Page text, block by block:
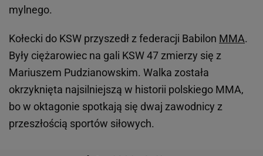
mylnego.
Kołecki do KSW przyszedł z federacji Babilon MMA.
Były ciężarowiec na gali KSW 47 zmierzy się z
Mariuszem Pudzianowskim. Walka została
okrzyknięta najsilniejszą w historii polskiego MMA,
bo w oktagonie spotkają się dwaj zawodnicy z
przeszłością sportów siłowych.